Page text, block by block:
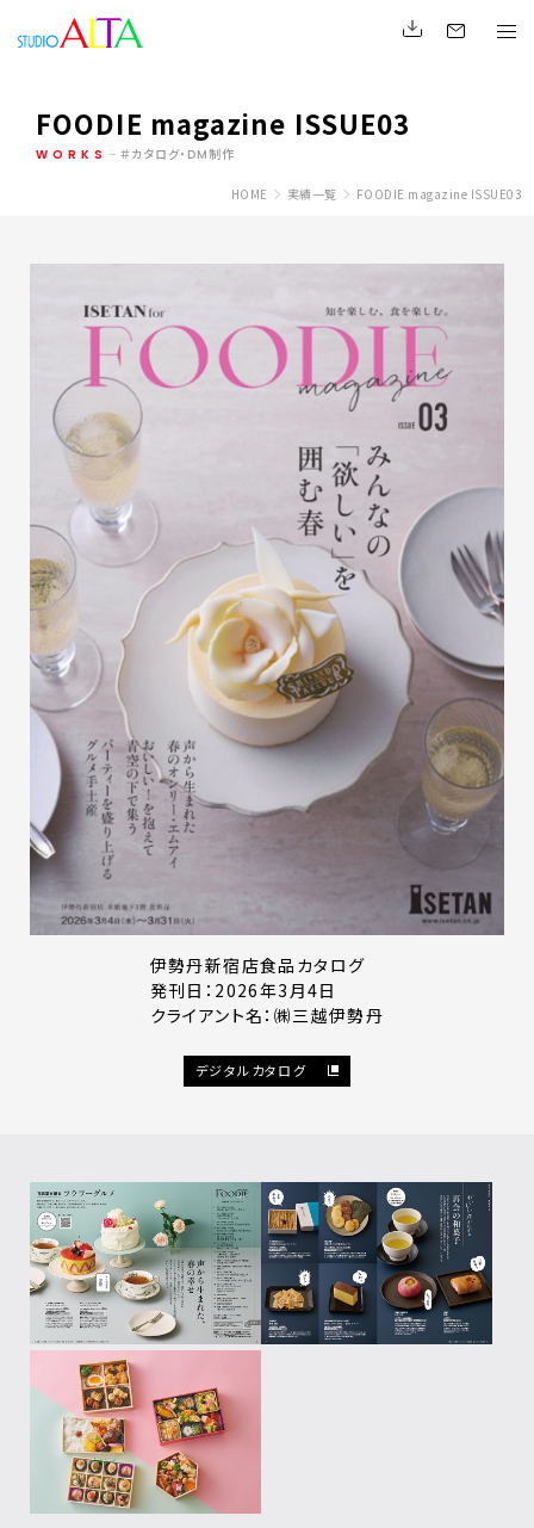
FOODIE magazine ISSUE03
WORKS カタログ・DM制作
HOME 実績一覧 FOODIE magazine ISSUE03
伊勢丹新宿店食品カタログ
発刊日：2026年3月4日
クライアント名：㈱三越伊勢丹
デジタルカタログ